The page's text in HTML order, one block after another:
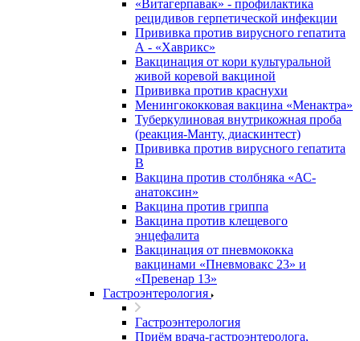
«Витагерпавак» - профилактика
рецидивов герпетической инфекции
Прививка против вирусного гепатита
А - «Хаврикс»
Вакцинация от кори культуральной
живой коревой вакциной
Прививка против краснухи
Менингококковая вакцина «Менактра»
Туберкулиновая внутрикожная проба
(реакция-Манту, диаскинтест)
Прививка против вирусного гепатита
В
Вакцина против столбняка «АС-
анатоксин»
Вакцина против гриппа
Вакцина против клещевого
энцефалита
Вакцинация от пневмококка
вакцинами «Пневмовакс 23» и
«Превенар 13»
Гастроэнтерология
Гастроэнтерология
Приём врача-гастроэнтеролога,